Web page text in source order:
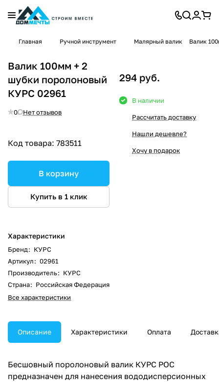
Главная Ручной инструмент Малярный валик Валик
Валик 100мм + 2
шубки поролоновый
КУРС 02961
0 Нет отзывов
Код товара: 783511
В корзину
Купить в 1 клик
Характеристики
Бренд: КУРС
Артикул: 02961
Производитель: КУРС
Страна: Российская Федерация
Все характеристики
294 руб.
В наличии
Рассчитать доставку
Нашли дешевле?
Хочу в подарок
Описание Характеристики Оплата
Бесшовный поролоновый валик КУРС РОС
предназначен для нанесения вододисперсионных